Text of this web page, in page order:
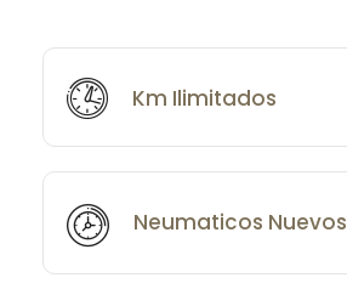
Km Ilimitados
Neumaticos Nuevos